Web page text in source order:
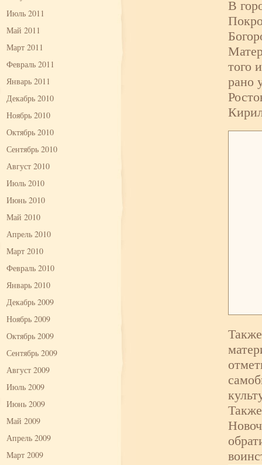
Июль 2011
Май 2011
Март 2011
Февраль 2011
Январь 2011
Декабрь 2010
Ноябрь 2010
Октябрь 2010
Сентябрь 2010
Август 2010
Июль 2010
Июнь 2010
Май 2010
Апрель 2010
Март 2010
Февраль 2010
Январь 2010
Декабрь 2009
Ноябрь 2009
Октябрь 2009
Сентябрь 2009
Август 2009
Июль 2009
Июнь 2009
Май 2009
Апрель 2009
Март 2009
В
того
рано